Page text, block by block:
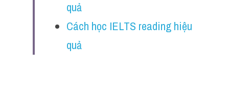
quả
Cách học IELTS reading hiệu
quả